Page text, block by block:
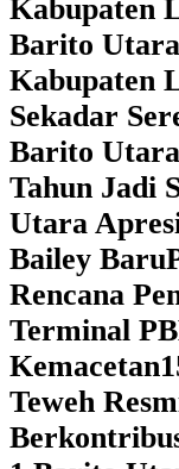
Kabupaten
Barito
Kabupaten
Sekadar
Barito
Tahun Jadi
Utara
Bailey Baru
Rencana
Terminal
Kemacetan
Teweh